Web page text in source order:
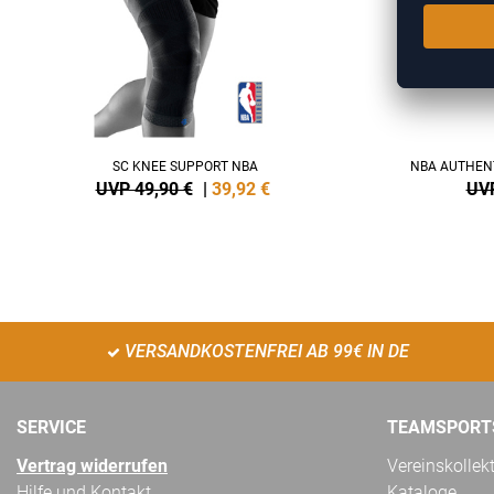
SC KNEE SUPPORT NBA
UVP 49,90 € | 39,92 €
NBA
VERSANDKOSTENFREI AB 99€ IN DE
SERVICE
Vertrag widerrufen